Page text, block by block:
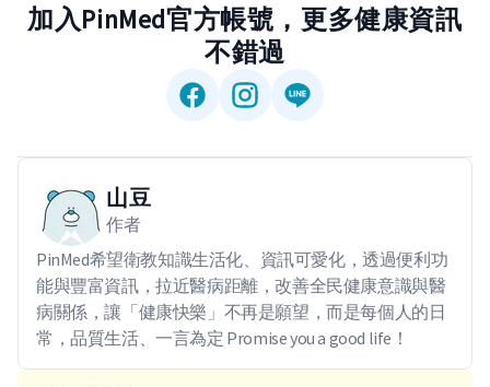
加入PinMed官方帳號，更多健康資訊
不錯過
山豆
作者
PinMed希望衛教知識生活化、資訊可愛化，透過便利功
能與豐富資訊，拉近醫病距離，改善全民健康意識與醫
病關係，讓「健康快樂」不再是願望，而是每個人的日
常，品質生活、一言為定 Promise you a good life！